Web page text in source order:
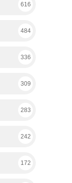
616
484
336
309
283
242
172